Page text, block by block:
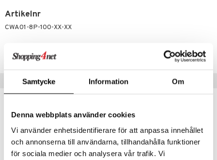
Samtycke Information Om
Denna webbplats använder cookies
Vi använder enhetsidentifierare för att anpassa innehållet
och annonserna till användarna, tillhandahålla funktioner
för sociala medier och analysera vår trafik. Vi
Artikelnr
CWA01-8P-100-XX-XX
Lägsta pris senaste 30 dagarna: 75 kr
Populära produkter
up penslar
Happy For Men
och skydd
och rengöring